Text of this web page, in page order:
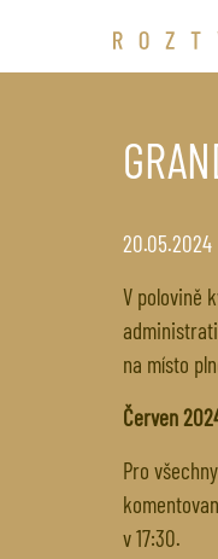
20.05.2024
V polovině
na místo
Červen
Pro
v 17:30.